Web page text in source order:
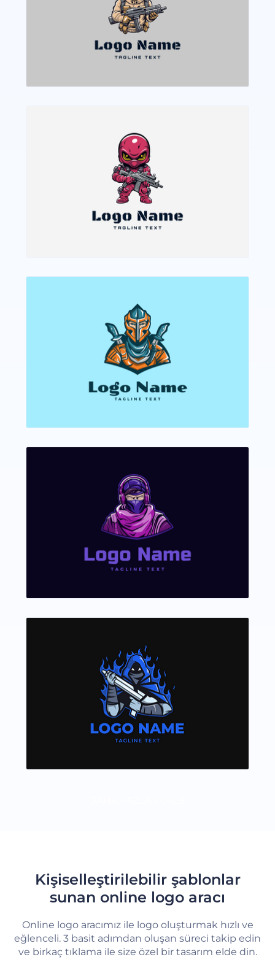
Kişiselleştirilebilir şablonlar
sunan online logo aracı
Online logo aracımız ile logo oluşturmak hızlı ve
eğlenceli. 3 basit adımdan oluşan süreci takip edin
ve birkaç tıklama ile size özel bir tasarım elde din.